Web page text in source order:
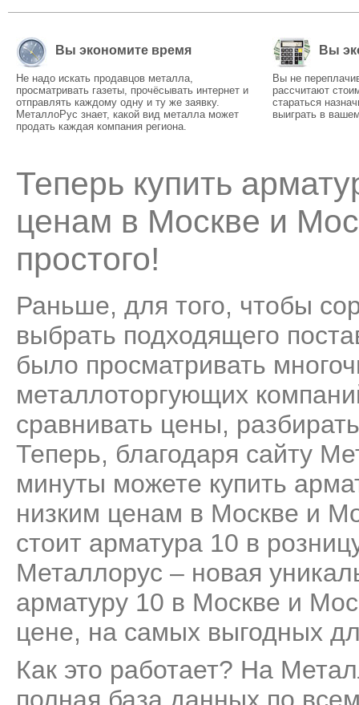
Вы экономите время
Не надо искать продавцов металла,
просматривать газеты, прочёсывать интернет и
отправлять каждому одну и ту же заявку.
МеталлоРус знает, какой вид металла может
продать каждая компания региона.
Вы
Вы не
рассчитают
стараться
выиграть в
Теперь купить
ценам в Москве и
простого!
Раньше, для того, чтобы
выбрать подходящего
было просматривать
металлоторгующих
сравнивать цены,
Теперь, благодаря сайту
минуты можете купить
низким ценам в Москве и
стоит арматура 10 в
Металлорус – новая
арматуру 10 в Москве и
цене, на самых выгодных
Как это работает? На